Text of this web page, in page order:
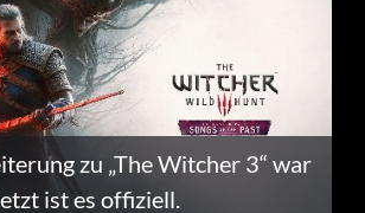
zu „The Witcher 3“ war
ist es offiziell.